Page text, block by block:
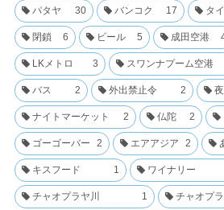
パタヤ 30 バンコク 17 タ
閉鎖 6 ビール 5 成田空港
LKメトロ 3 スワンナプーム空港
バス 2 外出禁止令 2
ナイトマーケット 2 仏陀 2
ゴーゴーバー 2 エアアジア 2
キスフード 1 ワイナリー
チャオプラヤ川 1 チャオプ